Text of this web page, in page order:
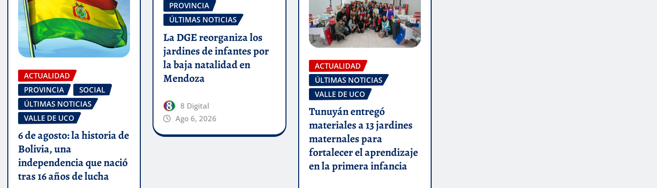
ACTUALIDAD
PROVINCIA
SOCIAL
ÚLTIMAS NOTICIAS
VALLE DE UCO
6 de agosto: la historia de
Bolivia, una
independencia que nació
tras 16 años de lucha
PROVINCIA
ÚLTIMAS NOTICIAS
La DGE reorganiza los
jardines de infantes por
la baja natalidad en
Mendoza
8 Digital
Ago 6, 2026
ACTUALIDAD
ÚLTIMAS NOTICIAS
VALLE DE UCO
Tunuyán entregó
materiales a 13 jardines
maternales para
fortalecer el aprendizaje
en la primera infancia